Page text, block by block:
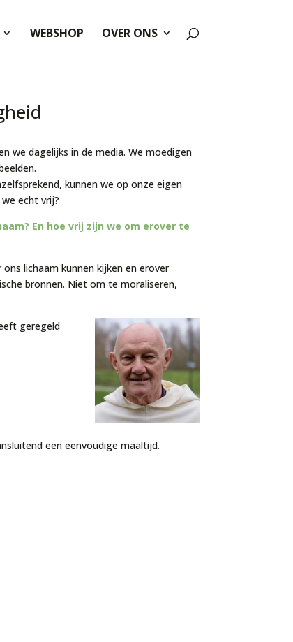
WEBSHOP OVER ONS
we dagelijks in de media. We moedigen
kunnen we op onze eigen
echt vrij?
En hoe vrij zijn we om erover te
lichaam kunnen kijken en erover
bronnen. Niet om te moraliseren,
geregeld
een eenvoudige maaltijd.